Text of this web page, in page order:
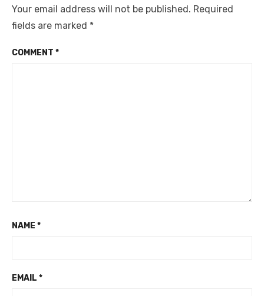
Your email address will not be published. Required
fields are marked *
COMMENT *
NAME *
EMAIL *